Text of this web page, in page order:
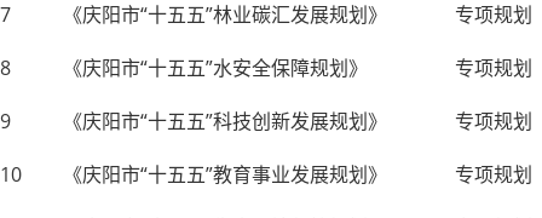
7
《庆阳市“十五五”林业碳汇发展规划》
专项规划
8
《庆阳市“十五五”水安全保障规划》
专项规划
9
《庆阳市“十五五”科技创新发展规划》
专项规划
10
《庆阳市“十五五”教育事业发展规划》
专项规划